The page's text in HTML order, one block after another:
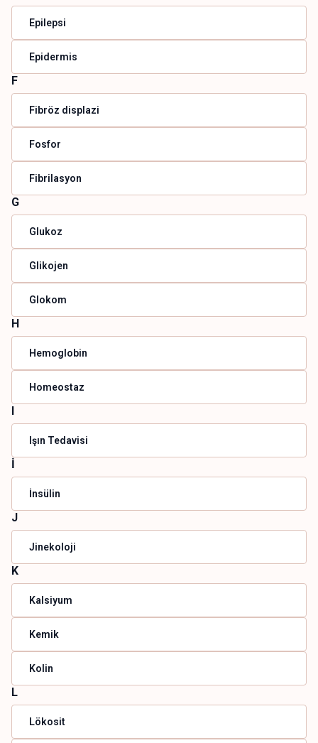
Epilepsi
Epidermis
F
Fibröz displazi
Fosfor
Fibrilasyon
G
Glukoz
Glikojen
Glokom
H
Hemoglobin
Homeostaz
I
Işın Tedavisi
İ
İnsülin
J
Jinekoloji
K
Kalsiyum
Kemik
Kolin
L
Lökosit